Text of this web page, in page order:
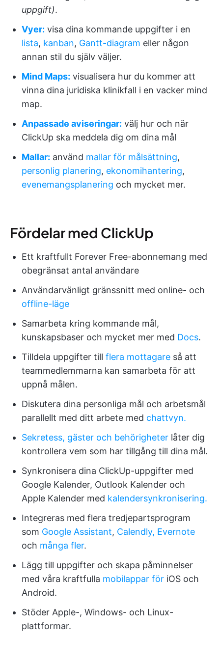
uppgift).
Vyer: visa dina kommande uppgifter i en
lista, kanban, Gantt-diagram eller någon
annan stil du själv väljer.
Mind Maps: visualisera hur du kommer att
vinna dina juridiska klinikfall i en vacker mind
map.
Anpassade aviseringar: välj hur och när
ClickUp ska meddela dig om dina mål
Mallar: använd mallar för målsättning,
personlig planering, ekonomihantering,
evenemangsplanering och mycket mer.
Fördelar med ClickUp
Ett kraftfullt Forever Free-abonnemang med
obegränsat antal användare
Användarvänligt gränssnitt med online- och
offline-läge
Samarbeta kring kommande mål,
kunskapsbaser och mycket mer med Docs.
Tilldela uppgifter till flera mottagare så att
teammedlemmarna kan samarbeta för att
uppnå målen.
Diskutera dina personliga mål och arbetsmål
parallellt med ditt arbete med chattvyn.
Sekretess, gäster och behörigheter låter dig
kontrollera vem som har tillgång till dina mål.
Synkronisera dina ClickUp-uppgifter med
Google Kalender, Outlook Kalender och
Apple Kalender med kalendersynkronisering.
Integreras med flera tredjepartsprogram
som Google Assistant, Calendly, Evernote
och många fler.
Lägg till uppgifter och skapa påminnelser
med våra kraftfulla mobilappar för iOS och
Android.
Stöder Apple-, Windows- och Linux-
plattformar.